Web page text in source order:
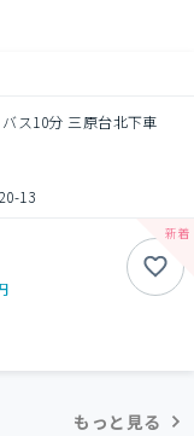
ス10分 三原台北下車
13
もっと見る